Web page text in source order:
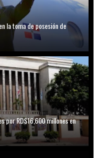
la toma de posesión de
por RD$16,600 millones en